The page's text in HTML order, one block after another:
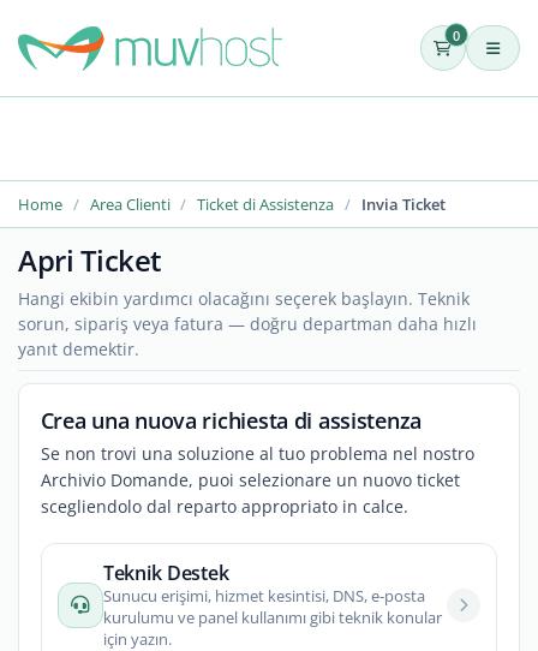
0
Home Area Clienti Ticket di Assistenza Invia Ticket
Apri Ticket
Hangi ekibin yardımcı olacağını seçerek başlayın. Teknik
sorun, sipariş veya fatura — doğru departman daha hızlı
yanıt demektir.
Crea una nuova richiesta di assistenza
Se non trovi una soluzione al tuo problema nel nostro
Archivio Domande, puoi selezionare un nuovo ticket
scegliendolo dal reparto appropriato in calce.
Teknik Destek
Sunucu erişimi, hizmet kesintisi, DNS, e-posta
kurulumu ve panel kullanımı gibi teknik konular
için yazın.